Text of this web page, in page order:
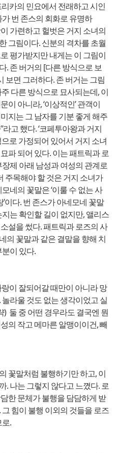
카의 민요에서 전래하고 시인
번 존스의 회화로 유명하
가련하고 헐벗은 거지 소녀의
그림이다. 신분의 격차를 초월
평가받지만 내게는 이 그림이
. 존 버거의 [다른 방식으로 보
보면 그러하다. 존 버거는 그림
다른 방식으로 묘사되는데, 이
이 아니라, ‘이상적인’ 관객이
지는 그 남자를 기분 좋게 해주
고 했다. ‘코페투아왕과 거지
로 가정되어 있어서 거지 소녀
파 되어 있다. 이는 패트릭과 로
제 아래 남성과 여성의 관계로
주목해야 할 것은 거지 소녀가
네의 꽃말은 ‘이룰 수 없는 사
이다. 번 존스가 아네모네 꽃말
는 확인할 길이 없지만, 앨리스
설을 썼다. 패트릭과 로즈의 사
의 꽃말과 같은 결말을 향해 치
이 있다.
이 잘되어갈 때만이 아니라 망
라울 것도 없는 생각이었고 실
둘 중 어떤 경우라도 결국엔 뭔
의 작고 메마른 알맹이이건, 빼
꽃말처럼 불행하기만 하고, 이
. 나는 그렇지 않다고 느꼈다. 로
한 문체가 불행을 담담하게 받
힘이 불행 이외의 것들을 로즈
.